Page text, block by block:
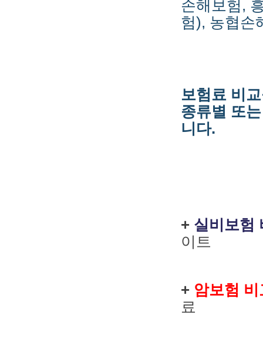
손해보험,
험), 농협손
보험료 비
종류별 또
니다.
+ 실비보험
이트
+ 암보험
료